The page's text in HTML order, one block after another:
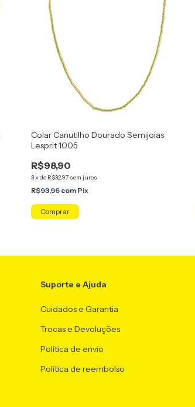
Colar Canutilho Dourado Semijoias
Lesprit 1005
R$98,90
3x de R$32,97 sem juros
R$93,96 com Pix
Suporte e Ajuda
Cuidados e Garantia
Trocas e Devoluções
Política de envio
Política de reembolso